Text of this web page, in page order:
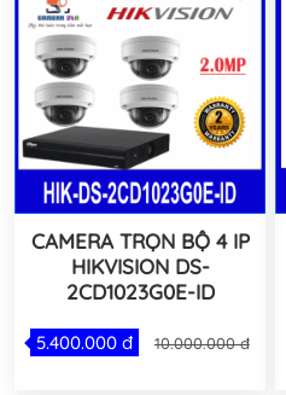
CAMERA TRỌN BỘ 4 IP
HIKVISION DS-
2CD1023G0E-ID
5.400.000 đ 10.000.000 đ